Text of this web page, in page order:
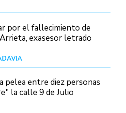
por el fallecimiento de
exasesor letrado
pelea entre diez personas
la calle 9 de Julio